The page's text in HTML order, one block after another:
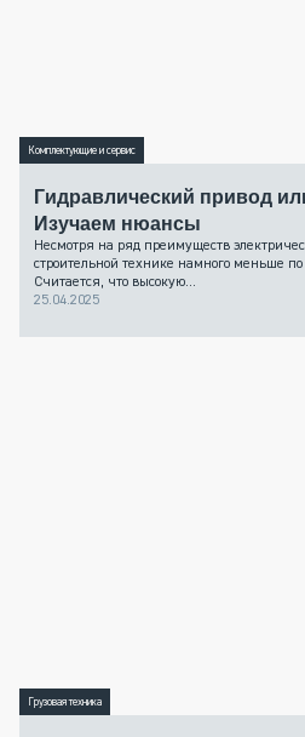
Комплектующие и сервис
Гидравлический привод
Изучаем нюансы
Несмотря на ряд преимуществ
строительной технике намного меньше
Считается, что высокую...
25.04.2025
Грузовая техника